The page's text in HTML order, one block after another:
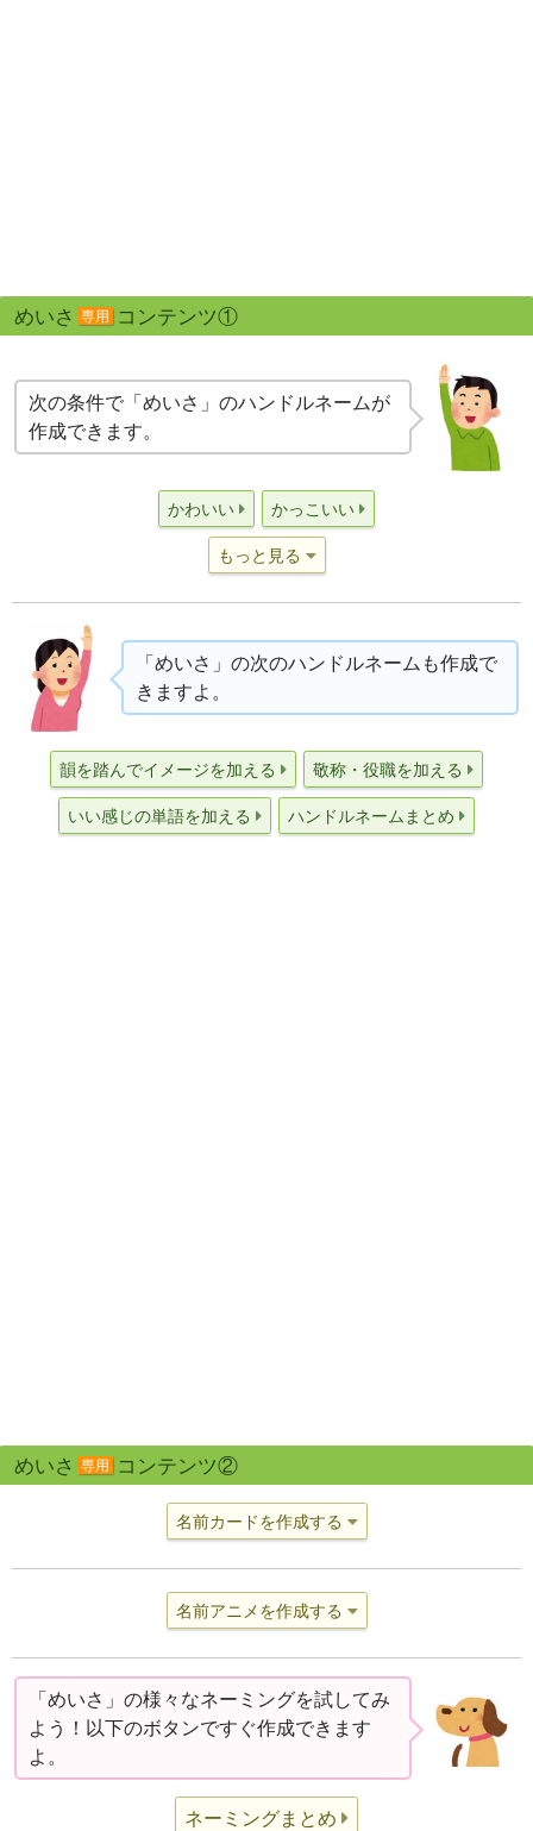
めいさ 専用 コンテンツ①
次の条件で「めいさ」のハンドルネームが
作成できます。
かわいい かっこいい
もっと見る
「めいさ」の次のハンドルネームも作成で
きますよ。
韻を踏んでイメージを加える 敬称・役職を加える
いい感じの単語を加える ハンドルネームまとめ
めいさ 専用 コンテンツ②
名前カードを作成する
名前アニメを作成する
「めいさ」の様々なネーミングを試してみ
よう！以下のボタンですぐ作成できます
よ。
ネーミングまとめ